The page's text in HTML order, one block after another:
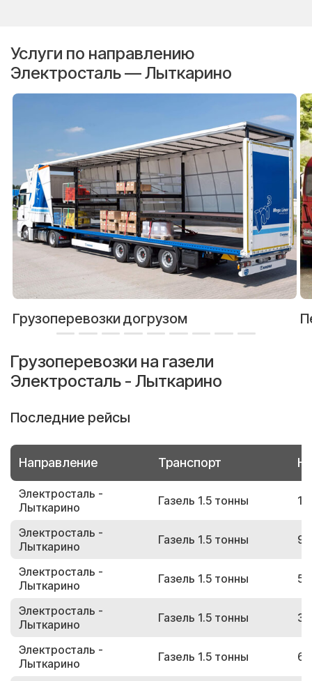
Услуги по направлению
Электросталь — Лыткарино
Грузоперевозки догрузом
Грузоперевозки на газели
Электросталь - Лыткарино
Последние рейсы
Направление Транспорт
Электросталь -
Лыткарино
Газель 1.5 тонны
Электросталь -
Лыткарино
Газель 1.5 тонны
Электросталь -
Лыткарино
Газель 1.5 тонны
Электросталь -
Лыткарино
Газель 1.5 тонны
Электросталь -
Лыткарино
Газель 1.5 тонны